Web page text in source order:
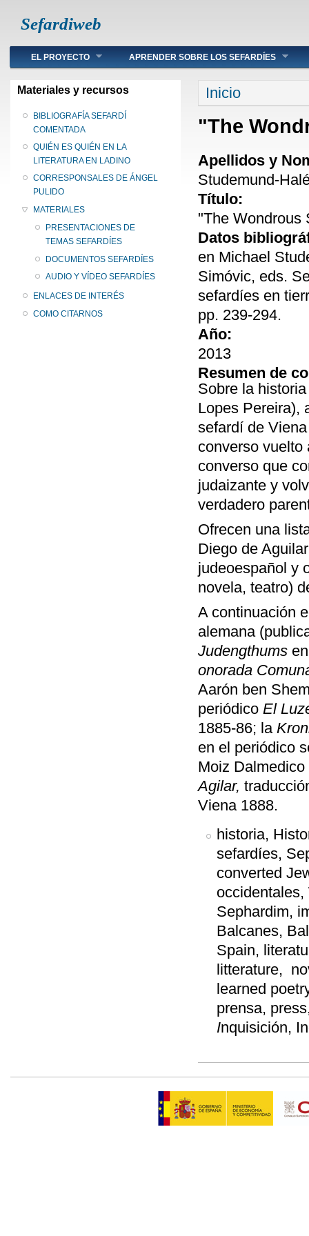
Sefardiweb
Main menu
EL PROYECTO APRENDER SOBRE LOS SEFARDÍES
Materiales y recursos
BIBLIOGRAFÍA SEFARDÍ
COMENTADA
QUIÉN ES QUIÉN EN LA
LITERATURA EN LADINO
CORRESPONSALES DE ÁNGEL
PULIDO
MATERIALES
PRESENTACIONES DE
TEMAS SEFARDÍES
DOCUMENTOS SEFARDÍES
AUDIO Y VÍDEO SEFARDÍES
ENLACES DE INTERÉS
COMO CITARNOS
Se encuentra
Inicio
"The
Apellidos y
Studemund-
Título:
"The Wondrous
Datos
en Michael
Simóvic, eds.
sefardíes en
pp. 239-294.
Año:
2013
Resumen de
Sobre la
Lopes Pereira),
sefardí de
converso vuelto
converso que
judaizante y
verdadero
Ofrecen una
Diego de
judeoespañol y
novela, teatro)
A continuación
alemana
Judengthums
onorada
Aarón ben
periódico El
1885-86; la
en el periódico
Moiz
Agilar,
Viena 1888.
historia,
sefardíes,
converted
Sephardim,
Balcanes,
Spain,
litterature,
learned
prensa,
Inquisición,